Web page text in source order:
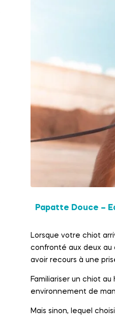
Papatte Douce –
Lorsque votre chiot
confronté aux deux au
avoir recours à une
Familiariser un chiot
environnement de
Mais sinon, lequel